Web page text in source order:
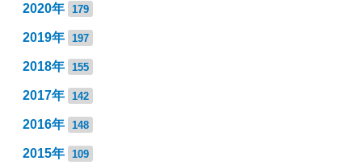
2020年 179
2019年 197
2018年 155
2017年 142
2016年 148
2015年 109